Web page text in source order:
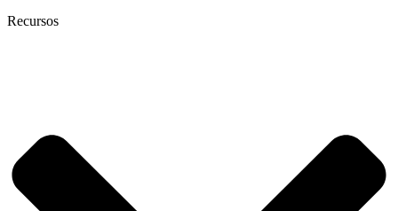
Recursos